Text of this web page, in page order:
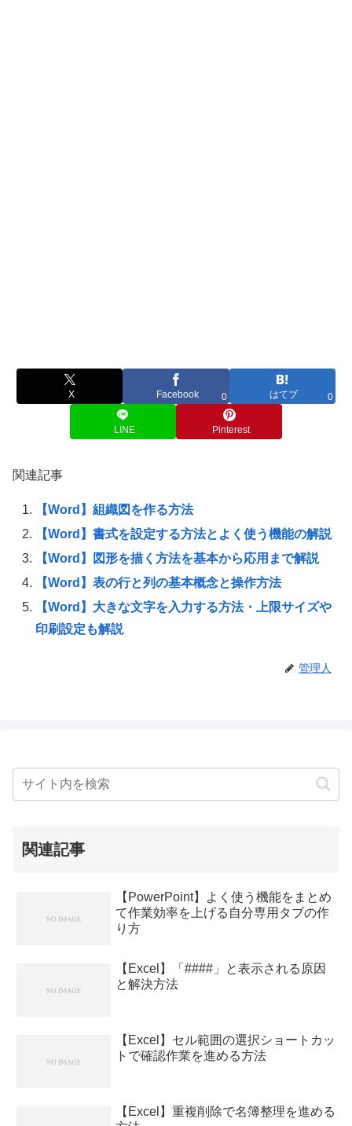
X Facebook 0 はてブ 0
LINE Pinterest
関連記事
【Word】組織図を作る方法
【Word】書式を設定する方法とよく使う機能の解説
【Word】図形を描く方法を基本から応用まで解説
【Word】表の行と列の基本概念と操作方法
【Word】大きな文字を入力する方法・上限サイズや
印刷設定も解説
管理人
関連記事
【PowerPoint】よく使う機能をまとめ
て作業効率を上げる自分専用タブの作
り方
【Excel】「####」と表示される原因
と解決方法
【Excel】セル範囲の選択ショートカッ
トで確認作業を進める方法
【Excel】重複削除で名簿整理を進める